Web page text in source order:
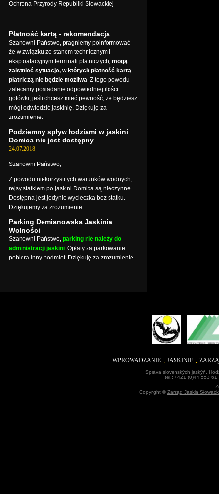
Ochrona Przyrody Republiki Słowackiej
Płatność kartą - rekomendacja
Szanowni Państwo, pragniemy poinformować,
że w związku ze stanem technicznym i
eksploatacyjnym terminali płatniczych, mogą
zaistnieć sytuacje, w których płatność kartą
płatniczą nie będzie możliwa. Z tego powodu
zalecamy posiadanie odpowiedniej ilości
gotówki, jeśli chcesz mieć pewność, że będziesz
mógł odwiedzić jaskinię. Dziękuję za
zrozumienie.
Podziemny spływ łodziami w jaskini
Domica nie jest dostępny
24.07.2018
Szanowni Państwo,
Z powodu niekorzystnych warunków wodnych,
rejsy statkiem po jaskini Domica są nieczynne.
Dostępna jest jedynie wycieczka bez statku.
Dziękujemy za zrozumienie.
Parking Demianowska Jaskinia
Wolności
Szanowni Państwo, parking nie należy do
administracji jaskini. Opłaty za parkowanie
pobiera inny podmiot. Dziękuję za zrozumienie.
WPROWADZANIE JASKINIE
Správa slovenských jaskýň,
tel.: +421 (0)44 553
Copyright ©Zarząd Jaskiń